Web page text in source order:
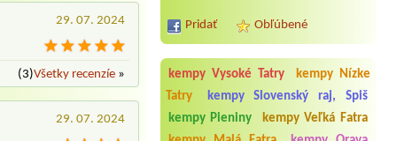
Pridať Obľúbené
kempy Vysoké Tatry
kempy Nízke
Tatry
kempy Slovenský raj, Spiš
kempy Pieniny
kempy Veľká Fatra
29. 07. 2024
(3)Všetky recenzíe»
29. 07. 2024